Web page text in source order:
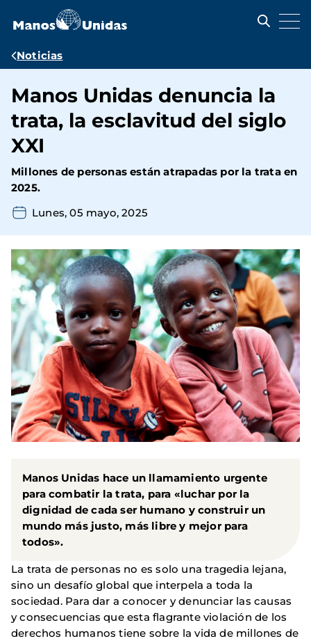
contenido
Ruta
navegación
Noticias
Manos Unidas denuncia la
trata, la esclavitud del siglo
XXI
Millones de personas están atrapadas por la trata en
2025.
Lunes, 05 mayo, 2025
Manos Unidas hace un llamamiento urgente
para combatir la trata, para «luchar por la
dignidad de cada ser humano y construir un
mundo más justo, más libre y mejor para
todos».
La trata de personas no es solo una tragedia lejana,
sino un desafío global que interpela a toda la
sociedad. Para dar a conocer y denunciar las causas
y consecuencias que esta flagrante violación de los
derechos humanos tiene sobre la vida de millones de